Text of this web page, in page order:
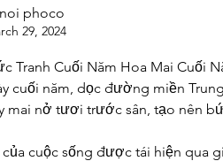
phoco
29, 2024
Tranh Cuối Năm Hoa Mai Cuối
cuối năm, dọc đường miền
mai nở tươi trước sân, tạo nên
cuộc sống được tái hiện qua